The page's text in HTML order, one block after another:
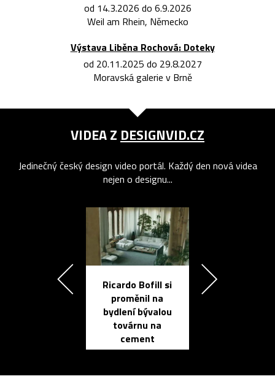
od 14.3.2026 do 6.9.2026
Weil am Rhein, Německo
Výstava Liběna Rochová: Doteky
od 20.11.2025 do 29.8.2027
Moravská galerie v Brně
VIDEA Z DESIGNVID.CZ
Jedinečný český design video portál. Každý den nová videa
nejen o designu...
Ricardo Bofill si
proměnil na
bydlení bývalou
továrnu na
cement